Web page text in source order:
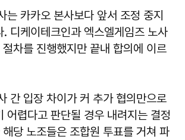
는 카카오 본사보다 앞서 조정 중지
. 디케이테크인과 엑스엘게임즈 노사
차를 진행했지만 끝내 합의에 이르
간 입장 차이가 커 추가 협의만으로
어렵다고 판단될 경우 내려지는 결정
당 노조들은 조합원 투표를 거쳐 파